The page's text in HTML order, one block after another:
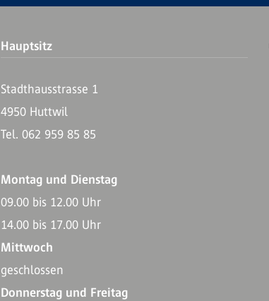
Hauptsitz
Stadthausstrasse 1
4950 Huttwil
Tel. 062 959 85 85
Montag und Dienstag
09.00 bis 12.00 Uhr
14.00 bis 17.00 Uhr
Mittwoch
geschlossen
Donnerstag und Freitag